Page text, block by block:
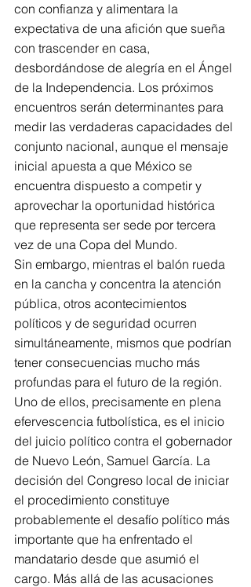
con confianza y alimentara la
expectativa de una afición que sueña
con trascender en casa,
desbordándose de alegría en el Ángel
de la Independencia. Los próximos
encuentros serán determinantes para
medir las verdaderas capacidades del
conjunto nacional, aunque el mensaje
inicial apuesta a que México se
encuentra dispuesto a competir y
aprovechar la oportunidad histórica
que representa ser sede por tercera
vez de una Copa del Mundo.
Sin embargo, mientras el balón rueda
en la cancha y concentra la atención
pública, otros acontecimientos
políticos y de seguridad ocurren
simultáneamente, mismos que podrían
tener consecuencias mucho más
profundas para el futuro de la región.
Uno de ellos, precisamente en plena
efervescencia futbolística, es el inicio
del juicio político contra el gobernador
de Nuevo León, Samuel García. La
decisión del Congreso local de iniciar
el procedimiento constituye
probablemente el desafío político más
importante que ha enfrentado el
mandatario desde que asumió el
cargo. Más allá de las acusaciones